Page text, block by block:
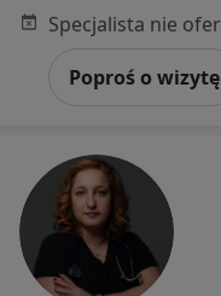
Poproś o wizytę